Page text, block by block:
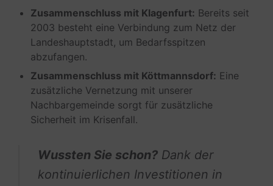
Zusammenschluss mit Klagenfurt: Bereits seit
2003 besteht eine Verbindung zum Netz der
Landeshauptstadt, um Bedarfsspitzen
abzufangen.
Zusammenschluss mit Köttmannsdorf: Eine
zusätzliche Vernetzung mit unserer
Nachbargemeinde sorgt für zusätzliche
Sicherheit im Krisenfall.
Wussten Sie schon? Dank der
kontinuierlichen Investitionen in